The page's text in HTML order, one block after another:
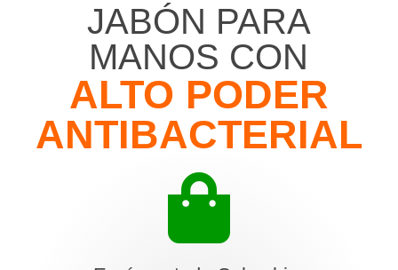
JABÓN PARA
MANOS CON
ALTO PODER
ANTIBACTERIAL